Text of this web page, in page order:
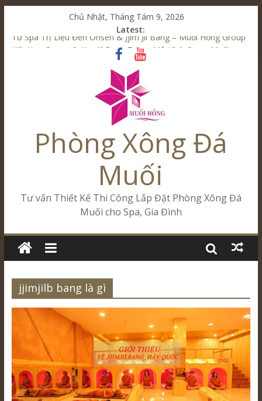
Chủ Nhật, Tháng Tám 9, 2026
Latest:
Từ Spa Trị Liệu Đến Onsen & Jjim Jil Bang – Muối Hồng Group
Kết Hợp Onsen & Jjim Jil Bang Trong Mô Hình Spa – Muối
Cham Riverside Onsen & Jjim Jil Bang Đà Nẵng Muối Hồng
Spa Jjim Jil Bang Kết Hợp Onsen – Kinh Doanh Chuẩn Sao –
Tăng Doanh Số Kinh Doanh Lắp Đặt Onsen & Jjim Jil Bang –
Muối Hồng Group
Phòng Xông Đá
Muối
Tư vấn Thiết Kế Thi Công Lắp Đặt Phòng Xông Đá
Muối cho Spa, Gia Đình
jjimjilb bang là gì